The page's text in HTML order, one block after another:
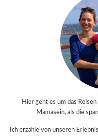
Hier geht es um das
Mamasein, als die
Ich erzähle von unseren